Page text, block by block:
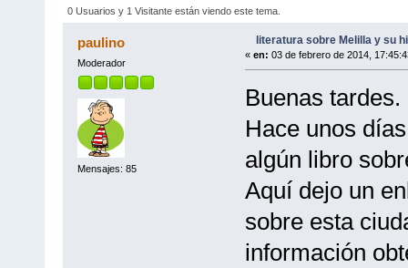
0 Usuarios y 1 Visitante están viendo este tema.
paulino
Moderador
Mensajes: 85
literatura sobre Melilla y su
« en: 03 de febrero de 2014,
Buenas tardes.
Hace unos
algún libro
Aquí dejo un
sobre esta
información